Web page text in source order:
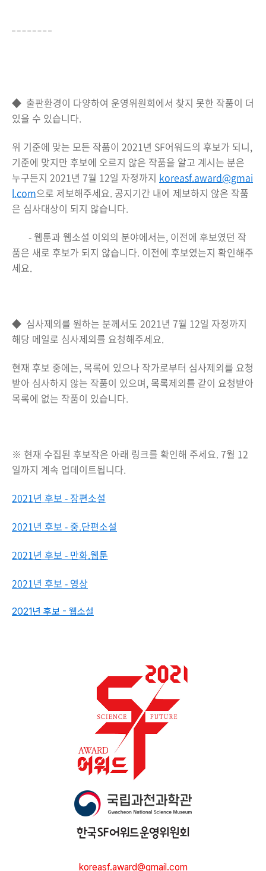
◆ 출판환경이 다양하여 운영위원회에서 찾지 못한 작품이 더
있을 수 있습니다.
위 기준에 맞는 모든 작품이 2021년 SF어워드의 후보가 되니,
기준에 맞지만 후보에 오르지 않은 작품을 알고 계시는 분은
누구든지 2021년 7월 12일 자정까지 koreasf.award@gmai
l.com으로 제보해주세요. 공지기간 내에 제보하지 않은 작품
은 심사대상이 되지 않습니다.
- 웹툰과 웹소설 이외의 분야에서는, 이전에 후보였던 작
품은 새로 후보가 되지 않습니다. 이전에 후보였는지 확인해주
세요.
◆ 심사제외를 원하는 분께서도 2021년 7월 12일 자정까지
해당 메일로 심사제외를 요청해주세요.
현재 후보 중에는, 목록에 있으나 작가로부터 심사제외를 요청
받아 심사하지 않는 작품이 있으며, 목록제외를 같이 요청받아
목록에 없는 작품이 있습니다.
※ 현재 수집된 후보작은 아래 링크를 확인해 주세요. 7월 12
일까지 계속 업데이트됩니다.
2021년 후보 - 장편소설
2021년 후보 - 중.단편소설
2021년 후보 - 만화.웹툰
2021년 후보 - 영상
2021년 후보 - 웹소설
koreasf.award@gmail.com